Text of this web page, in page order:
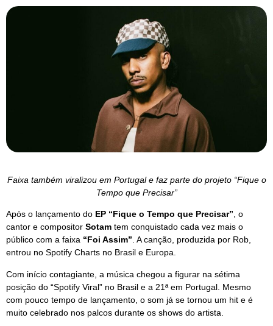
Faixa também viralizou em Portugal e faz parte do projeto “Fique o
Tempo que Precisar”
Após o lançamento do EP “Fique o Tempo que Precisar”, o
cantor e compositor Sotam tem conquistado cada vez mais o
público com a faixa “Foi Assim”. A canção, produzida por Rob,
entrou no Spotify Charts no Brasil e Europa.
Com início contagiante, a música chegou a figurar na sétima
posição do “Spotify Viral” no Brasil e a 21ª em Portugal. Mesmo
com pouco tempo de lançamento, o som já se tornou um hit e é
muito celebrado nos palcos durante os shows do artista.